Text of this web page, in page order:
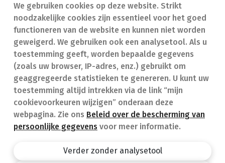
We gebruiken cookies op deze website. Strikt
noodzakelijke cookies zijn essentieel voor het goed
functioneren van de website en kunnen niet worden
geweigerd. We gebruiken ook een analysetool. Als u
toestemming geeft, worden bepaalde gegevens
(zoals uw browser, IP-adres, enz.) gebruikt om
geaggregeerde statistieken te genereren. U kunt uw
toestemming altijd intrekken via de link “mijn
cookievoorkeuren wijzigen” onderaan deze
webpagina. Zie ons Beleid over de bescherming van
persoonlijke gegevens voor meer informatie.
Verder zonder analysetool
Vind een apotheek
Onze expertise
Ziekten
Geneesmiddelen
In geval van nood
Contact
Veelgestelde vragen
(FAQ)
Apotheek.be
Privacy policy